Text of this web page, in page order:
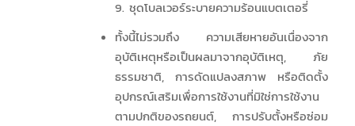
9. ชุดโบลเวอร์ระบายความร้อนแบตเตอรี่
ทั้งนี้ไม่รวมถึง ความเสียหายอันเนื่องจาก
อุบัติเหตุหรือเป็นผลมาจากอุบัติเหตุ, ภัย
ธรรมชาติ, การดัดแปลงสภาพ หรือติดตั้ง
อุปกรณ์เสริมเพื่อการใช้งานที่มิใช่การใช้งาน
ตามปกติของรถยนต์, การปรับตั้งหรือซ่อม